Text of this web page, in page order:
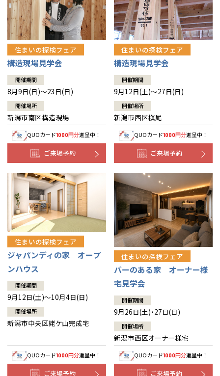
住まいの探検フェア
構造現場見学会
開催期間
8月9日(日)～23日(日)
開催場所
新潟市南区構造現場
QUOカード1000円分進呈中！
ご来場予約
住まいの探検フェア
構造現場見学会
開催期間
9月12日(土)～27日(日)
開催場所
新潟市西区槇尾
QUOカード1000円分進呈中！
ご来場予約
住まいの探検フェア
ジャパンディの家 オープ
ンハウス
開催期間
9月12日(土)～10月4日(日)
開催場所
新潟市中央区姥ケ山完成宅
QUOカード1000円分進呈中！
ご来場予約
住まいの探検フェア
バーのある家 オーナー様
宅見学会
開催期間
9月26日(土)・27日(日)
開催場所
新潟市西区オーナー様宅
QUOカード1000円分進呈中！
ご来場予約